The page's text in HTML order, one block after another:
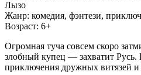
Лызо
Жанр: комедия, фэнтези,
Возраст: 6+
Огромная туча совсем скоро
злобный купец — захватит Русь.
приключения дружных витязей и